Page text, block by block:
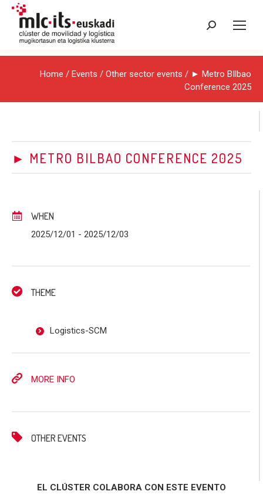
Search:
Home / Events / Other sector events / ► Metro BIlbao
Conference 2025
► METRO BILBAO CONFERENCE 2025
WHEN
2025/12/01 - 2025/12/03
THEME
Logistics-SCM
MORE INFO
OTHER EVENTS
EL CLÚSTER COLABORA CON ESTE EVENTO